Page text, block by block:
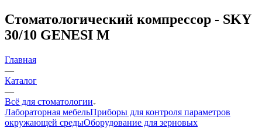
Стоматологический компрессор - SKY
30/10 GENESI M
Главная
—
Каталог
—
Всё для стоматологии
Лабораторная мебельПриборы для контроля параметров
окружающей средыОборудование для зерновых